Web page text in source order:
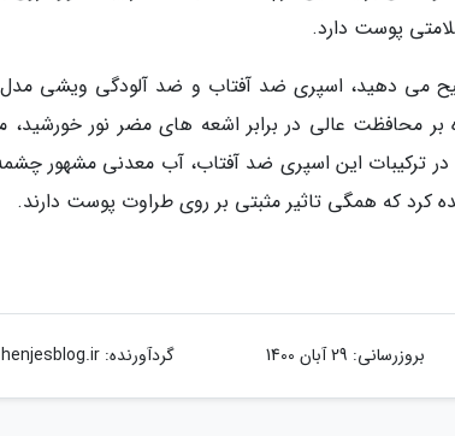
کرد که همگی تاثیر مثبتی بر روی طراوت پوست دارند.
بروزرسانی: 29 آبان 1400 گردآورنده:henjesblog.ir